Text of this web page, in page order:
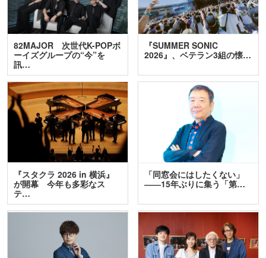
82MAJOR 次世代K-POPボ
ーイズグループの“今”を
訊…
『SUMMER SONIC
2026』、ベテラン3組の懐…
『スタクラ 2026 in 横浜』
が開幕 今年も多彩なス
テ…
「同窓会にはしたくない」
――15年ぶりに集う「第…